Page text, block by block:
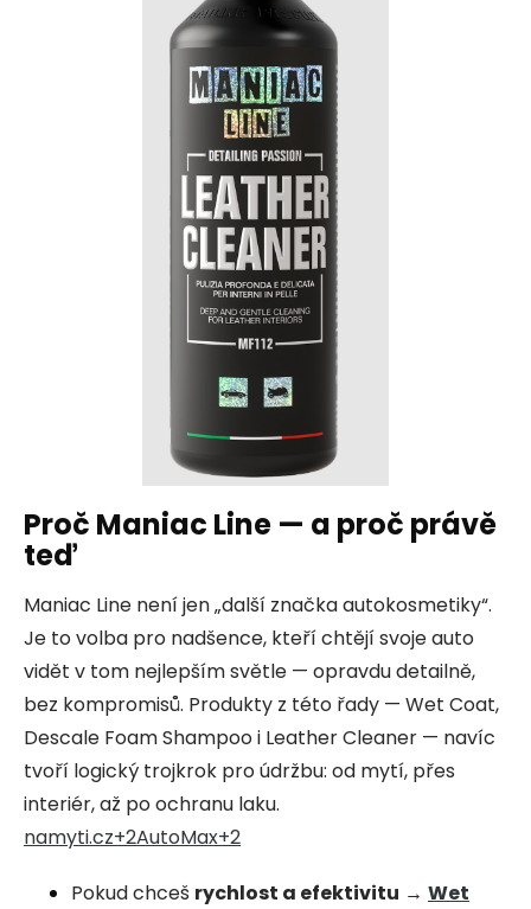
Proč Maniac Line — a proč právě
teď
Maniac Line není jen „další značka autokosmetiky“.
Je to volba pro nadšence, kteří chtějí svoje auto
vidět v tom nejlepším světle — opravdu detailně,
bez kompromisů. Produkty z této řady — Wet Coat,
Descale Foam Shampoo i Leather Cleaner — navíc
tvoří logický trojkrok pro údržbu: od mytí, přes
interiér, až po ochranu laku.
namyti.cz+2AutoMax+2
Pokud chceš rychlost a efektivitu → Wet